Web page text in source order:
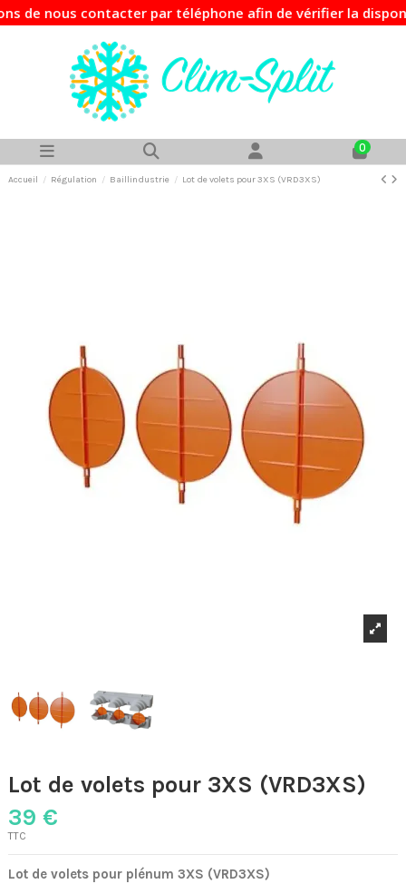
contacter par téléphone afin de vérifier la
0
Accueil Régulation Baillindustrie Lot de volets pour 3XS (VRD3XS)
Lot de volets pour 3XS (VRD3XS)
39 €
TTC
Lot de volets pour plénum 3XS (VRD3XS)